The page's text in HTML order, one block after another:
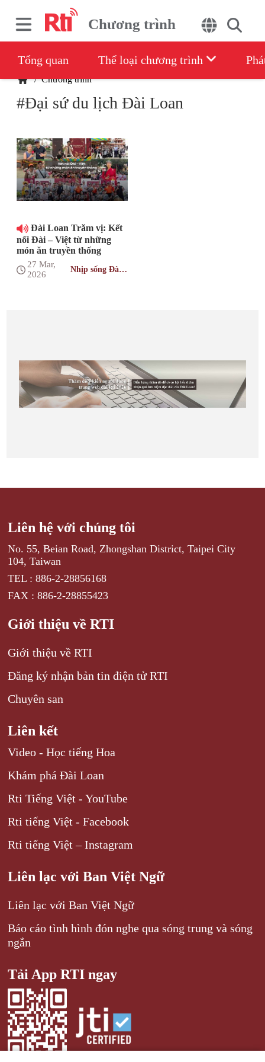
Chương trình
Tổng quan Thể loại chương trình
/Chương trình
#Đại sứ du lịch Đài Loan
Đài Loan Trăm vị: Kết
nối Đài – Việt từ những
món ăn truyền thống
27 Mar,
2026
Nhịp sống Đài
Liên hệ với chúng tôi
No. 55, Beian Road, Zhongshan District, Taipei City
104, Taiwan
TEL : 886-2-28856168
FAX : 886-2-28855423
Giới thiệu về RTI
Giới thiệu về RTI
Đăng ký nhận bản tin điện tử RTI
Chuyên san
Liên kết
Video - Học tiếng Hoa
Khám phá Đài Loan
Rti Tiếng Việt - YouTube
Rti tiếng Việt - Facebook
Rti tiếng Việt – Instagram
Liên lạc với Ban Việt Ngữ
Liên lạc với Ban Việt Ngữ
Báo cáo tình hình đón nghe qua sóng trung và sóng
ngắn
Tải App RTI ngay